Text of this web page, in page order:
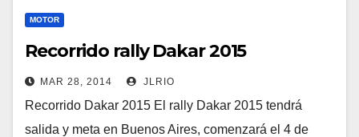
MOTOR
Recorrido rally Dakar 2015
MAR 28, 2014 JLRIO
Recorrido Dakar 2015 El rally Dakar 2015 tendrá
salida y meta en Buenos Aires, comenzará el 4 de